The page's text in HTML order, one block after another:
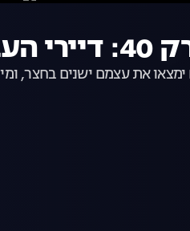
את עצמם ישנים בחצר, ומי